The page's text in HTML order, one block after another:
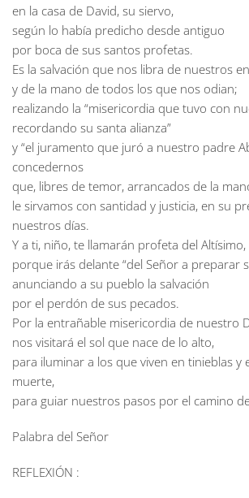
en la casa de David, su siervo,
según lo había predicho desde antiguo
por boca de sus santos profetas.
Es la salvación que nos libra de nuestros
y de la mano de todos los que nos odian;
realizando la “misericordia que tuvo con
recordando su santa alianza”
y “el juramento que juró a nuestro padre
concedernos
que, libres de temor, arrancados de la
le sirvamos con santidad y justicia, en su
nuestros días.
Y a ti, niño, te llamarán profeta del Altísimo,
porque irás delante “del Señor a preparar
anunciando a su pueblo la salvación
por el perdón de sus pecados.
Por la entrañable misericordia de nuestro
nos visitará el sol que nace de lo alto,
para iluminar a los que viven en tinieblas y
muerte,
para guiar nuestros pasos por el camino
Palabra del Señor
REFLEXIÓN :